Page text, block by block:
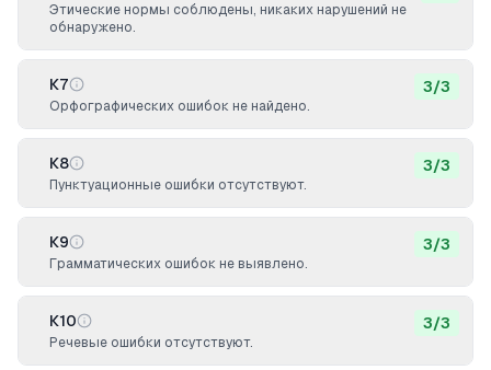
Этические нормы соблюдены, никаких нарушений не
обнаружено.
К7
Орфографических ошибок не найдено.
3/3
К8
Пунктуационные ошибки отсутствуют.
3/3
К9
Грамматических ошибок не выявлено.
3/3
К10
Речевые ошибки отсутствуют.
3/3